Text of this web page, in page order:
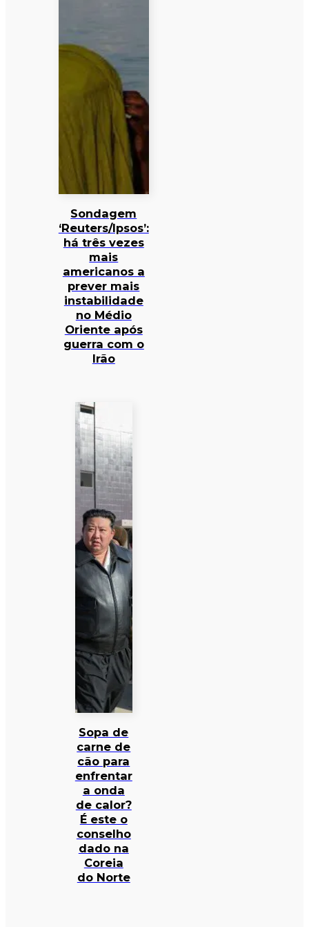
Sondagem
‘Reuters/Ipsos’:
há três vezes
mais
americanos a
prever mais
instabilidade
no Médio
Oriente após
guerra com o
Irão
Sopa de
carne de
cão para
enfrentar
a onda
de calor?
É este o
conselho
dado na
Coreia
do Norte